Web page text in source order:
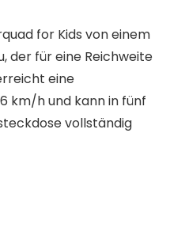
for Kids von einem
der für eine Reichweite
eine
km/h und kann in fünf
vollständig